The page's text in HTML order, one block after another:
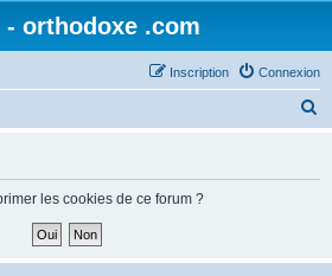
orthodoxe .com
Connexion
Inscription
les cookies de ce forum ?